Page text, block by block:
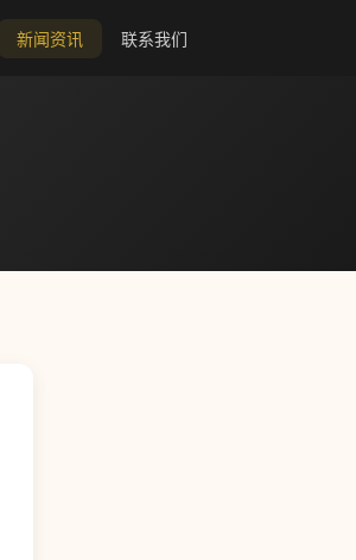
新闻资讯 联系我们